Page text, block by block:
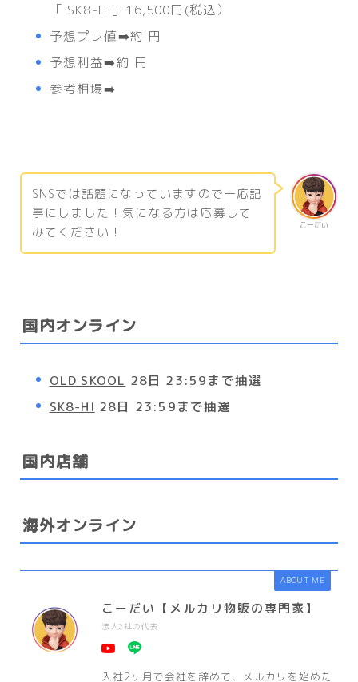
「 SK8-HI」16,500円(税込）
予想プレ値➡️約 円
予想利益➡️約 円
参考相場➡️
こーだい
SNSでは話題になっていますので一応記
事にしました！気になる方は応募して
みてください！
国内オンライン
OLD SKOOL 28日 23:59まで抽選
SK8-HI 28日 23:59まで抽選
国内店舗
海外オンライン
ABOUT ME
こーだい【メルカリ物販の専門家】
法人2社の代表
入社2ヶ月で会社を辞めて、メルカリを始めた